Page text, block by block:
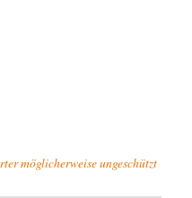
möglicherweise ungeschützt